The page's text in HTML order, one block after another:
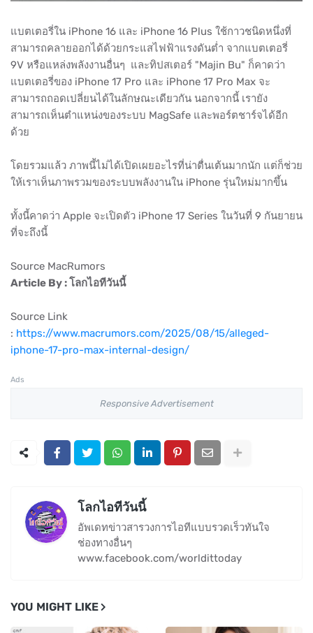
แบตเตอรี่ใน iPhone 16 และ iPhone 16 Plus ใช้กาวชนิดหนึ่งที่
สามารถคลายออกได้ด้วยกระแสไฟฟ้าแรงดันต่ำ จากแบตเตอรี่
9V หรือแหล่งพลังงานอื่นๆ และทิปสเตอร์ "Majin Bu" ก็คาดว่า
แบตเตอรี่ของ iPhone 17 Pro และ iPhone 17 Pro Max จะ
สามารถถอดเปลี่ยนได้ในลักษณะเดียวกัน นอกจากนี้ เรายัง
สามารถเห็นตำแหน่งของระบบ MagSafe และพอร์ตชาร์จได้อีก
ด้วย
โดยรวมแล้ว ภาพนี้ไม่ได้เปิดเผยอะไรที่น่าตื่นเต้นมากนัก แต่ก็ช่วย
ให้เราเห็นภาพรวมของระบบพลังงานใน iPhone รุ่นใหม่มากขึ้น
ทั้งนี้คาดว่า Apple จะเปิดตัว iPhone 17 Series ในวันที่ 9 กันยายน
ที่จะถึงนี้
Source MacRumors
Article By : โลกไอทีวันนี้
Source Link
: https://www.macrumors.com/2025/08/15/alleged-
iphone-17-pro-max-internal-design/
Ads
Responsive Advertisement
โลกไอทีวันนี้
อัพเดทข่าวสารวงการไอทีแบบรวดเร็วทันใจ
ช่องทางอื่นๆ
www.facebook.com/worldittoday
YOU MIGHT LIKE